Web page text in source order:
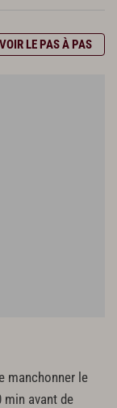
VOIR LE PAS À PAS
manchonner le
min avant de